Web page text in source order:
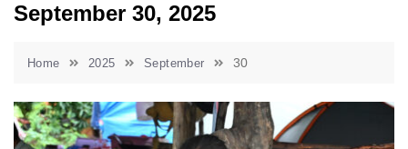
September 30, 2025
Home 2025 September 30